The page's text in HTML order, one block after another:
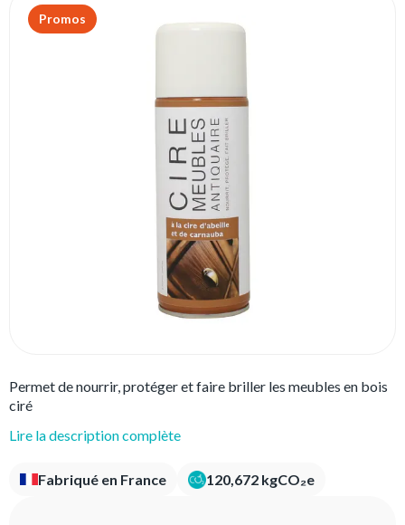
Promos
Permet de nourrir, protéger et faire briller les meubles en bois
ciré
Lire la description complète
Fabriqué en France 120,672 kgCO₂e